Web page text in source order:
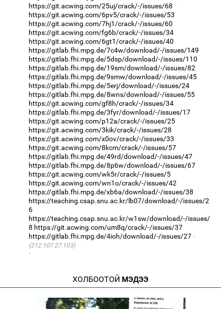
https://git.acwing.com/25uj/crack/-/issues/68
https://git.acwing.com/6pv5/crack/-/issues/53
https://git.acwing.com/7hj1/crack/-/issues/60
https://git.acwing.com/fg6b/crack/-/issues/34
https://git.acwing.com/6gt1/crack/-/issues/40
https://gitlab.fhi.mpg.de/7c4w/download/-/issues/149
https://gitlab.fhi.mpg.de/5dsp/download/-/issues/110
https://gitlab.fhi.mpg.de/19sm/download/-/issues/82
https://gitlab.fhi.mpg.de/9smw/download/-/issues/45
https://gitlab.fhi.mpg.de/5erj/download/-/issues/24
https://gitlab.fhi.mpg.de/8wns/download/-/issues/55
https://git.acwing.com/gf8h/crack/-/issues/34
https://gitlab.fhi.mpg.de/3fyr/download/-/issues/17
https://git.acwing.com/p12a/crack/-/issues/25
https://git.acwing.com/3kik/crack/-/issues/28
https://git.acwing.com/x0ov/crack/-/issues/33
https://git.acwing.com/8kcm/crack/-/issues/57
https://gitlab.fhi.mpg.de/49rd/download/-/issues/47
https://gitlab.fhi.mpg.de/8p6w/download/-/issues/67
https://git.acwing.com/wk5r/crack/-/issues/5
https://git.acwing.com/wn1o/crack/-/issues/42
https://gitlab.fhi.mpg.de/xb6a/download/-/issues/38
https://teaching.csap.snu.ac.kr/lb07/download/-/issues/2
6
https://teaching.csap.snu.ac.kr/w1sw/download/-/issues/
8 https://git.acwing.com/um8q/crack/-/issues/37
https://gitlab.fhi.mpg.de/4ioh/download/-/issues/27
(212.107.27.103)
·
ХОЛБООТОЙ МЭДЭЭ